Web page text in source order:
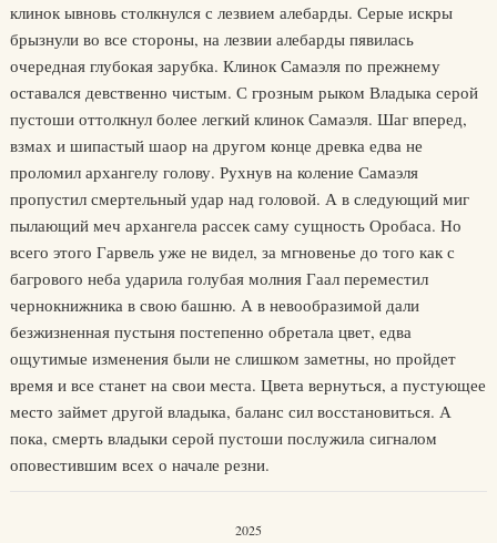
клинок ывновь столкнулся с лезвием алебарды. Серые искры
брызнули во все стороны, на лезвии алебарды пявилась
очередная глубокая зарубка. Клинок Самаэля по прежнему
оставался девственно чистым. С грозным рыком Владыка серой
пустоши оттолкнул более легкий клинок Самаэля. Шаг вперед,
взмах и шипастый шаор на другом конце древка едва не
проломил архангелу голову. Рухнув на коление Самаэля
пропустил смертельный удар над головой. А в следующий миг
пылающий меч архангела рассек саму сущность Оробаса. Но
всего этого Гарвель уже не видел, за мгновенье до того как с
багрового неба ударила голубая молния Гаал переместил
чернокнижника в свою башню. А в невообразимой дали
безжизненная пустыня постепенно обретала цвет, едва
ощутимые изменения были не слишком заметны, но пройдет
время и все станет на свои места. Цвета вернуться, а пустующее
место займет другой владыка, баланс сил восстановиться. А
пока, смерть владыки серой пустоши послужила сигналом
оповестившим всех о начале резни.
2025